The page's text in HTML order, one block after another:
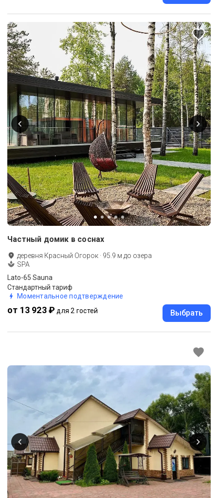
Частный домик в соснах
деревня Красный Огорок · 95.9 м до озера
SPA
Lato-65 Sauna
Стандартный тариф
Моментальное подтверждение
от 13 923 ₽ для 2 гостей Выбрать